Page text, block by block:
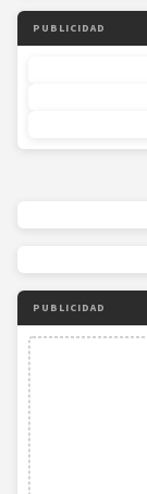
PUBLICIDAD
PUBLICIDAD